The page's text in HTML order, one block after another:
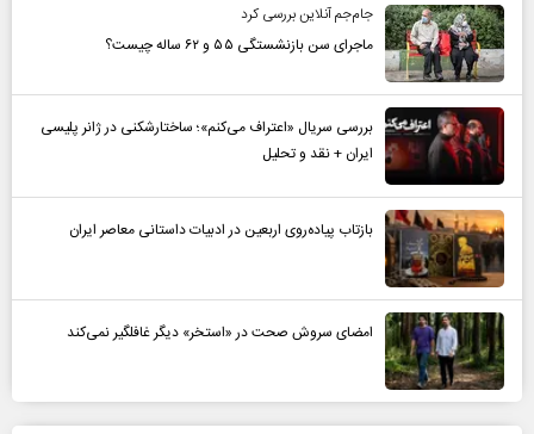
جام‌جم آنلاین بررسی کرد
ماجرای سن بازنشستگی ۵۵ و ۶۲ ساله چیست؟
بررسی سریال «اعتراف می‌کنم»؛ ساختارشکنی در ژانر پلیسی
ایران + نقد و تحلیل
بازتاب پیاده‌روی اربعین در ادبیات داستانی معاصر ایران
امضای سروش صحت در «استخر» دیگر غافلگیر نمی‌کند